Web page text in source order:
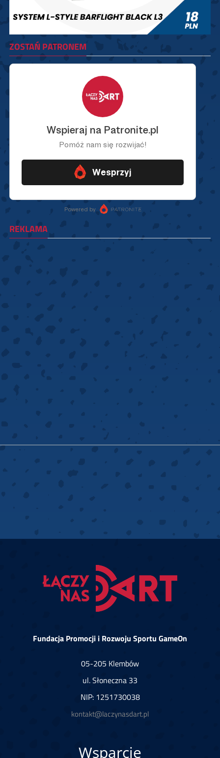
ZOSTAŃ PATRONEM
REKLAMA
Fundacja Promocji i Rozwoju Sportu GameOn
05-205 Klembów
ul. Słoneczna 33
NIP: 1251730038
kontakt@laczynasdart.pl
Wsparcie